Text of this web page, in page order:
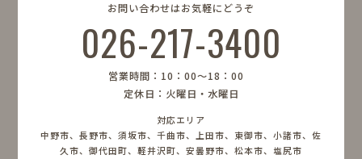
お問い合わせはお気軽にどうぞ
026-217-3400
営業時間：10：00〜18：00
定休日：火曜日・水曜日
対応エリア
中野市、長野市、須坂市、千曲市、上田市、東御市、小諸市、佐
久市、御代田町、軽井沢町、安曇野市、松本市、塩尻市